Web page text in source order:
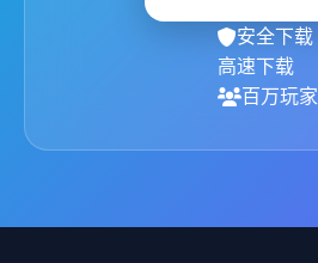
安全下载
高速下载
百万玩家